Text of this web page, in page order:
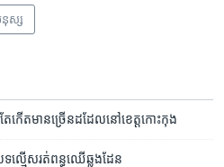
នុស្ស
កើត​មាន​ច្រើន​ដដែល​នៅ​ខេត្ត​កោះកុង
ទ​ល្មើស​រត់ពន្ធ​ឈើ​ឆ្លងដែន